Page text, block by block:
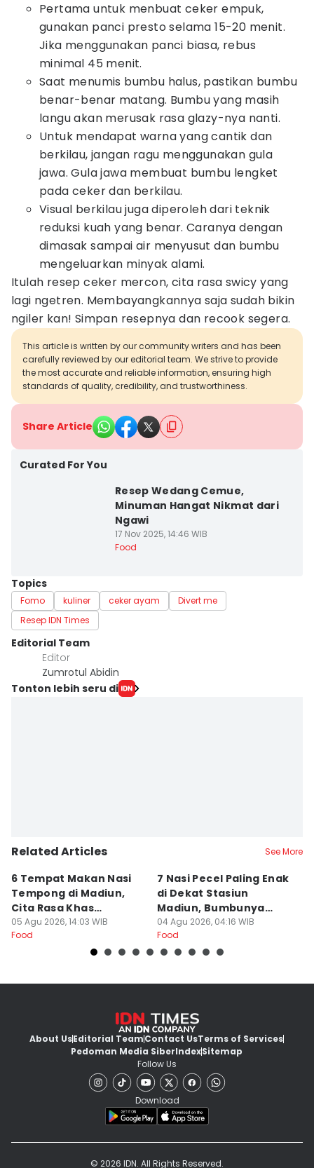
​Pertama untuk menbuat ceker empuk,
gunakan panci presto selama 15-20 menit.
Jika menggunakan panci biasa, rebus
minimal 45 menit.
Saat menumis bumbu halus, pastikan bumbu
benar-benar matang. Bumbu yang masih
langu akan merusak rasa glazy-nya nanti.
Untuk mendapat warna yang cantik dan
berkilau, jangan ragu menggunakan gula
jawa. Gula jawa membuat bumbu lengket
pada ceker dan berkilau.
Visual berkilau juga diperoleh dari teknik
reduksi kuah yang benar. Caranya dengan
dimasak sampai air menyusut dan bumbu
mengeluarkan minyak alami.
​Itulah resep ceker mercon, cita rasa swicy yang
lagi ngetren. Membayangkannya saja sudah bikin
ngiler kan! Simpan resepnya dan recook segera.
This article is written by our community writers and has been
carefully reviewed by our editorial team. We strive to provide
the most accurate and reliable information, ensuring high
standards of quality, credibility, and trustworthiness.
Share Article
Curated For You
Resep Wedang Cemue,
Minuman Hangat Nikmat dari
Ngawi
17 Nov 2025, 14:46 WIB
Food
Topics
Fomo kuliner ceker ayam
Divert me
Resep IDN Times
Editorial Team
Editor
Zumrotul Abidin
Tonton lebih seru di
Related Articles See More
6 Tempat Makan Nasi
Tempong di Madiun,
Cita Rasa Khas
Banyuwangi
05 Agu 2026, 14:03 WIB
Food
7 Nasi Pecel Paling Enak
di Dekat Stasiun
Madiun, Bumbunya
Khas
04 Agu 2026, 04:16 WIB
Food
About UsEditorial TeamContact UsTerms of Services
Pedoman Media SiberIndexSitemap
Follow Us
Download
© 2026 IDN. All Rights Reserved.